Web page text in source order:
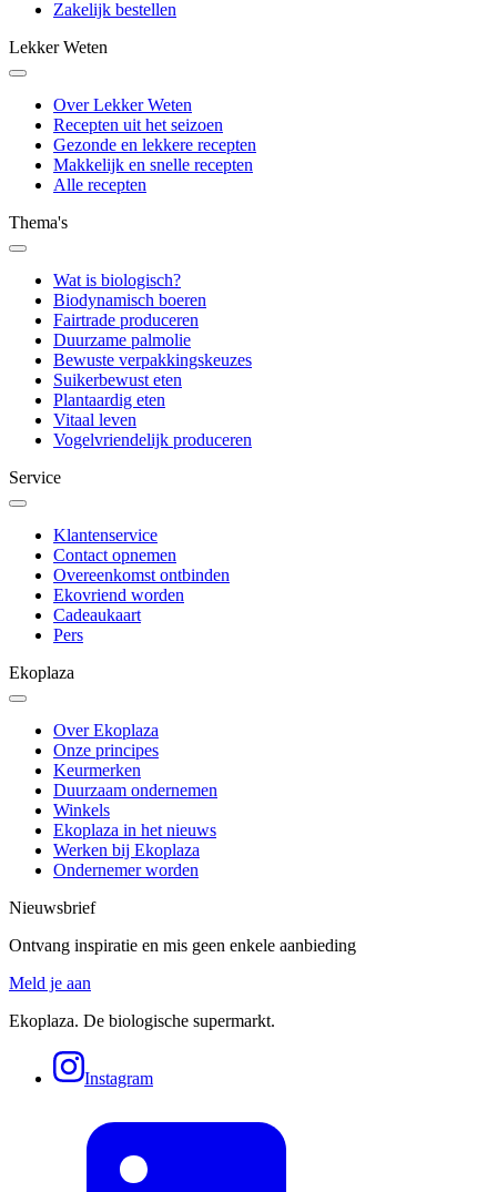
Zakelijk bestellen
Lekker Weten
Over Lekker Weten
Recepten uit het seizoen
Gezonde en lekkere recepten
Makkelijk en snelle recepten
Alle recepten
Thema's
Wat is biologisch?
Biodynamisch boeren
Fairtrade produceren
Duurzame palmolie
Bewuste verpakkingskeuzes
Suikerbewust eten
Plantaardig eten
Vitaal leven
Vogelvriendelijk produceren
Service
Klantenservice
Contact opnemen
Overeenkomst ontbinden
Ekovriend worden
Cadeaukaart
Pers
Ekoplaza
Over Ekoplaza
Onze principes
Keurmerken
Duurzaam ondernemen
Winkels
Ekoplaza in het nieuws
Werken bij Ekoplaza
Ondernemer worden
Nieuwsbrief
Ontvang inspiratie en mis geen enkele aanbieding
Meld je aan
Ekoplaza. De biologische supermarkt.
Instagram